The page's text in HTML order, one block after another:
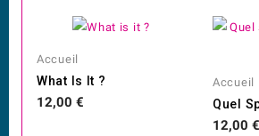
Accueil
What Is It ?
Prix
12,00 €
Accueil
Prix
12,00 €